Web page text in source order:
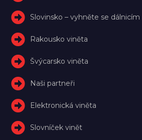
Slovinsko – vyhněte se dálnicím
Rakousko viněta
Švýcarsko viněta
Naši partneři
Elektronická viněta
Slovníček vinět